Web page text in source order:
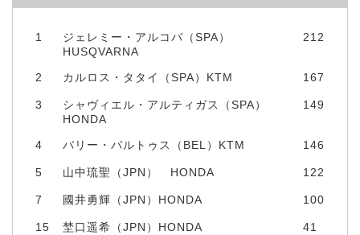
1
ジェレミー・アルコバ（SPA）
HUSQVARNA
212
2 カルロス・タタイ（SPA）KTM 167
3
シャヴィエル・アルティガス（SPA）
HONDA
149
4 バリー・バルトゥス（BEL）KTM 146
5 山中琉聖（JPN） HONDA 122
7 國井勇輝（JPN）HONDA 100
15 埜口遥希（JPN）HONDA 41